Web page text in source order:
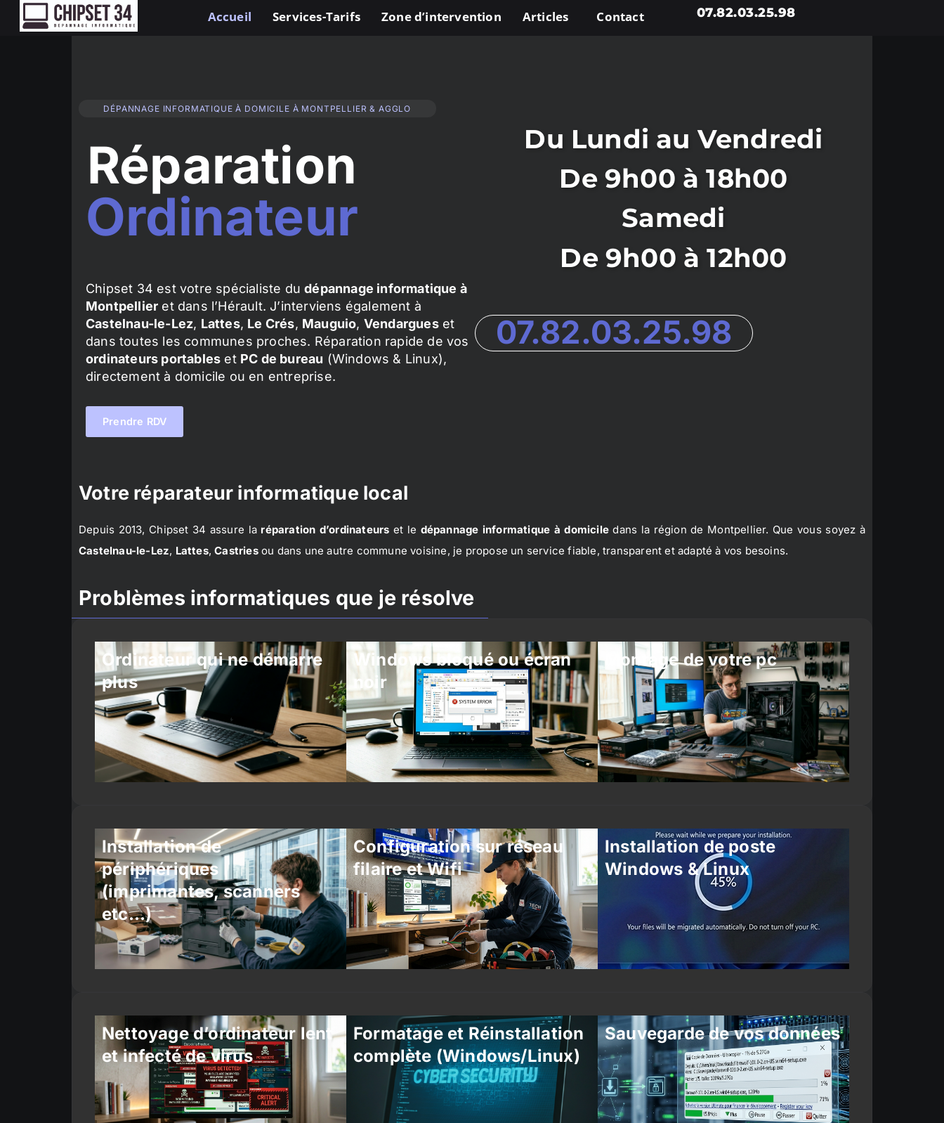
Accueil Services-Tarifs Zone d’intervention Articles Contact 07.82.03.25.98
DÉPANNAGE INFORMATIQUE À DOMICILE À MONTPELLIER & AGGLO
Réparation
Ordinateur
Chipset 34 est votre spécialiste dudépannage informatique à
Montpellier et dans l’Hérault. J’interviens également à
Castelnau-le-Lez, Lattes, Le Crés, Mauguio, Vendargueset
dans toutes les communes proches. Réparation rapide de vos
ordinateurs portables et PC de bureau (Windows & Linux),
directement à domicile ou en entreprise.
Prendre RDV
Du Lundi au Vendredi
De 9h00 à 18h00
Samedi
De 9h00 à 12h00
07.82.03.25.98
Votre réparateur informatique local
Depuis 2013, Chipset 34 assure la réparation d’ordinateurs et le dépannage informatique à domicile dans la région de Montpellier. Que vous soyez à
Castelnau-le-Lez, Lattes,Castriesou dans une autre commune voisine, je propose un service fiable, transparent et adapté à vos besoins.
Problèmes informatiques que je résolve
Ordinateur qui ne démarre
plus
Windows bloqué ou écran
noir
Montage de votre pc
Installation de
périphériques
(imprimantes, scanners
etc…)
Configuration sur réseau
filaire et Wifi
Installation de poste
Windows & Linux
Nettoyage d’ordinateur lent
et infecté de virus
Formatage et Réinstallation
complète (Windows/Linux)
Sauvegarde de vos données